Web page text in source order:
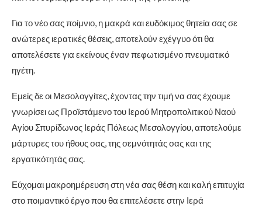
Για το νέο σας ποίμνιο, η μακρά και ευδόκιμος θητεία σας σε
ανώτερες ιερατικές θέσεις, αποτελούν εχέγγυο ότι θα
αποτελέσετε για εκείνους έναν πεφωτισμένο πνευματικό
ηγέτη.
Εμείς δε οι Μεσολογγίτες, έχοντας την τιμή να σας έχουμε
γνωρίσει ως Προϊστάμενο του Ιερού Μητροπολιτικού Ναού
Αγίου Σπυρίδωνος Ιεράς Πόλεως Μεσολογγίου, αποτελούμε
μάρτυρες του ήθους σας, της σεμνότητάς σας και της
εργατικότητάς σας.
Εύχομαι μακροημέρευση στη νέα σας θέση και καλή επιτυχία
στο ποιμαντικό έργο που θα επιτελέσετε στην Ιερά